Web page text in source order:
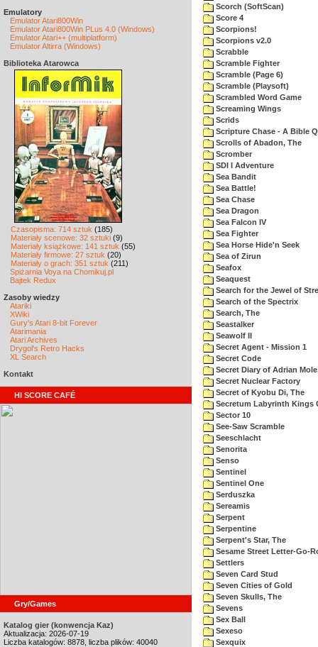
Emulatory
Emulator Atari800Win
Emulator Atari800Win PLus 4.0 (Windows)
Emulator Atari++ (multiplatform)
Emulator Altirra (Windows)
Biblioteka Atarowca
Czasopisma: 714 sztuk (185)
Materiały scenowe: 32 sztuki (9)
Materiały książkowe: 141 sztuk (55)
Materiały firmowe: 27 sztuk (20)
Materiały o grach: 351 sztuk (211)
Spiżarnia Voya na Chomikuj.pl
Bajtek Redux
Zasoby wiedzy
Atariki
XWiki
Gury's Atari 8-bit Forever
Atarimania
Atari Archives
Drygol's Retro Hacks
XL Search
Kontakt
HI SCORE CAFÉ
Gry/Games
Katalog gier (konwencja Kaz)
Aktualizacja: 2026-07-19
Liczba katalogów: 8878, liczba plików: 40040
Scorch (SoftScan)
Score 4
Scorpions!
Scorpions v2.0
Scrabble
Scramble Fighter
Scramble (Page 6)
Scramble (Playsoft)
Scrambled Word Game
Screaming Wings
Scrids
Scripture Chase - A Bible
Scrolls of Abadon, The
Scromber
SDI I Adventure
Sea Bandit
Sea Battle!
Sea Chase
Sea Dragon
Sea Falcon IV
Sea Fighter
Sea Horse Hide'n Seek
Sea of Zirun
Seafox
Seaquest
Search for the Jewel of
Search of the Spectrix
Search, The
Seastalker
Seawolf II
Secret Agent - Mission 1
Secret Code
Secret Diary of Adrian
Secret Nuclear Factory
Secret of Kyobu Di, The
Secretum Labyrinth Kings
Sector 10
See-Saw Scramble
Seeschlacht
Senorita
Senso
Sentinel
Sentinel One
Serduszka
Sereamis
Serpent
Serpentine
Serpent's Star, The
Sesame Street Letter-Go-
Settlers
Seven Card Stud
Seven Cities of Gold
Seven Skulls, The
Sevens
Sex Ball
Sexeso
Sexquix